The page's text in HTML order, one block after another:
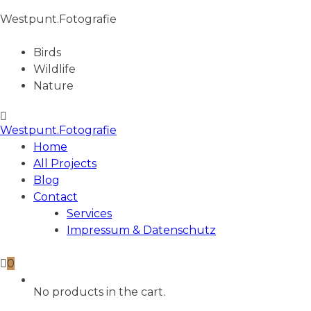
Westpunt.Fotografie
Birds
Wildlife
Nature
Westpunt.Fotografie
Home
All Projects
Blog
Contact
Services
Impressum & Datenschutz
0
No products in the cart.